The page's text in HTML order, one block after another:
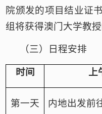
院颁发的项目结业证
组将获得澳门大学教授
（三） 日程安排
时间 上
第一天 内地出发前